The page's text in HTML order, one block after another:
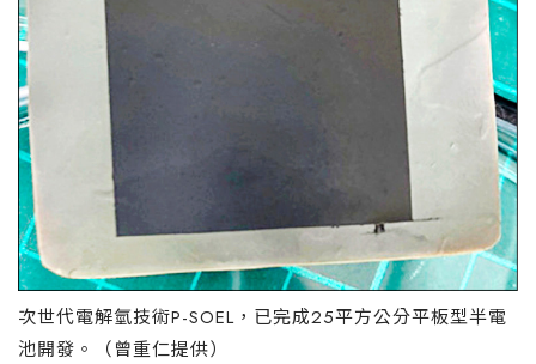
次世代電解氫技術P-SOEL，已完成25平方公分平板型半電
池開發。（曾重仁提供）